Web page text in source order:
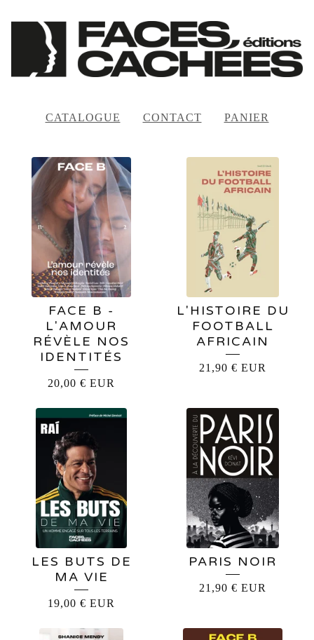
CATALOGUE CONTACT PANIER
FEATURED
PRODUCTS
FACE B -
L'AMOUR
RÉVÈLE NOS
IDENTITÉS
20,00 € EUR
L'HISTOIRE DU
FOOTBALL
AFRICAIN
21,90 € EUR
LES BUTS DE
MA VIE
19,00 € EUR
PARIS NOIR
21,90 € EUR